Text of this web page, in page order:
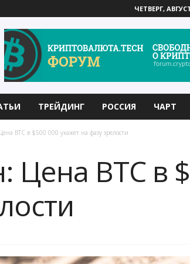
ЧЕТВЕРГ,
ТРЕЙДИНГ РОССИЯ ЧАРТ
BTC в $500 000 укажет на фазу зрелости
Цена BTC в